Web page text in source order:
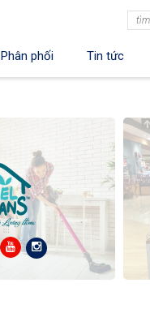
Phân phối Tin tức